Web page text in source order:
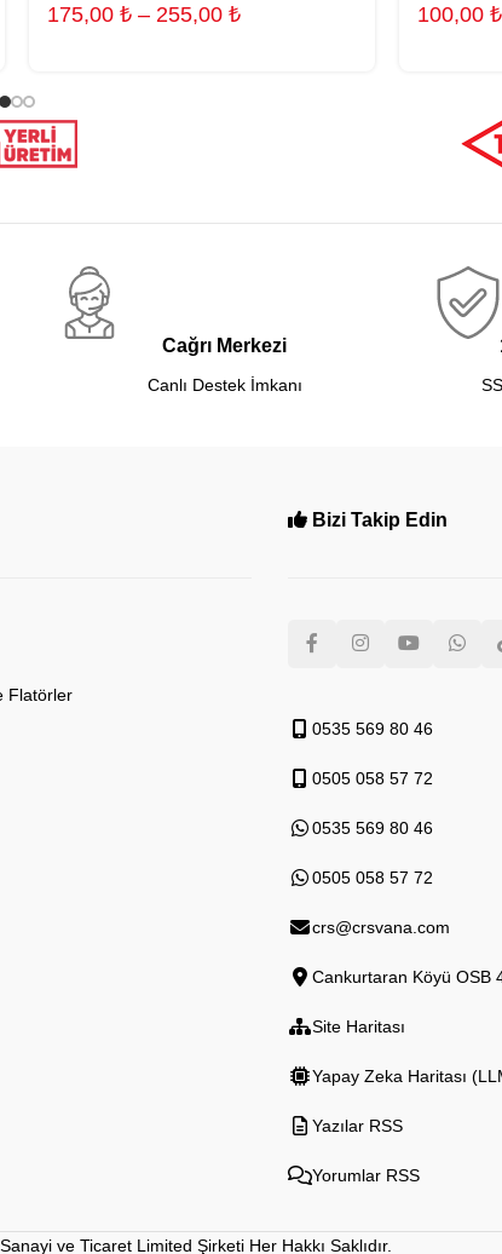
175,00 ₺ – 255,00 ₺ 100,00 ₺
Cağrı Merkezi
Canlı Destek İmkanı
Flatörler
Bizi Takip Edin
0535 569 80 46
0505 058 57 72
0535 569 80 46
0505 058 57 72
crs@crsvana.com
Cankurtaran Köyü OSB
Site Haritası
Yapay Zeka Haritası
Yazılar RSS
Yorumlar RSS
ve Ticaret Limited Şirketi Her Hakkı Saklıdır.